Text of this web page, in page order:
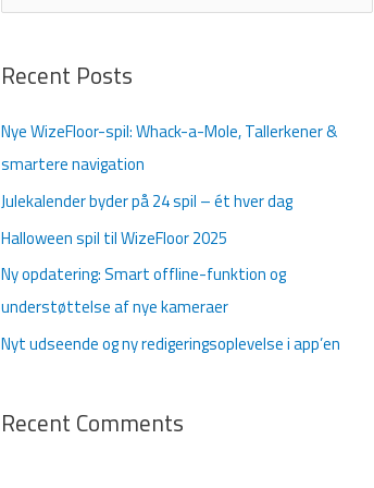
ø
e
f
:
Recent Posts
Nye WizeFloor-spil: Whack-a-Mole, Tallerkener &
smartere navigation
Julekalender byder på 24 spil – ét hver dag
Halloween spil til WizeFloor 2025
Ny opdatering: Smart offline-funktion og
understøttelse af nye kameraer
Nyt udseende og ny redigeringsoplevelse i app’en
Recent Comments